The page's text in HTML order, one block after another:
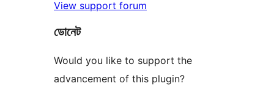
View support forum
ডোনেট
Would you like to support the
advancement of this plugin?